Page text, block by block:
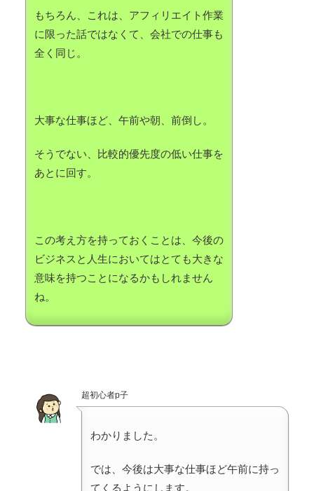
もちろん、これは、アフィリエイト作業
に限った話ではなくて、会社での仕事も
全く同じ。
大事な仕事ほど、午前や朝、前倒し。
そうでない、比較的優先度の低い仕事を
あとに回す。
この考え方を持っておくことは、今後の
ビジネスと人生においてはとても大きな
意味を持つことになるかもしれません
ね。
超初心者p子
わかりました。
では、今後は大事な仕事ほど午前に持っ
てくるようにします。